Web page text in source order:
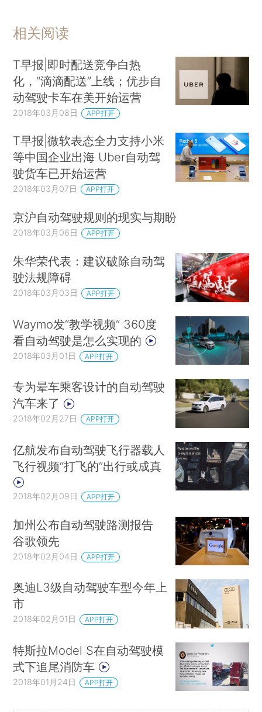
相关阅读
T早报|即时配送竞争白热
化，“滴滴配送”上线；优步自
动驾驶卡车在美开始运营
2018年03月08日 APP打开
T早报|微软表态全力支持小米
等中国企业出海 Uber自动驾
驶货车已开始运营
2018年03月07日 APP打开
京沪自动驾驶规则的现实与期盼
2018年03月06日 APP打开
朱华荣代表：建议破除自动驾
驶法规障碍
2018年03月03日 APP打开
Waymo发“教学视频” 360度
看自动驾驶是怎么实现的
2018年03月01日 APP打开
专为晕车乘客设计的自动驾驶
汽车来了
2018年02月27日 APP打开
亿航发布自动驾驶飞行器载人
飞行视频“打飞的”出行或成真
2018年02月09日 APP打开
加州公布自动驾驶路测报告
谷歌领先
2018年02月04日 APP打开
奥迪L3级自动驾驶车型今年上
市
2018年02月01日 APP打开
特斯拉Model S在自动驾驶模
式下追尾消防车
2018年01月24日 APP打开